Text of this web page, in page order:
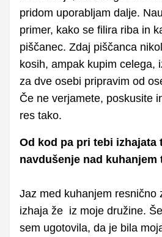
pridom uporabljam dalje.
primer, kako se filira riba in
piščanec. Zdaj piščanca
kosih, ampak kupim celega,
za dve osebi pripravim od
Če ne verjamete, poskusite
res tako.
Od kod pa pri tebi izhajata
navdušenje nad
Jaz med kuhanjem resnično
izhaja že iz moje družine.
sem ugotovila, da je bila